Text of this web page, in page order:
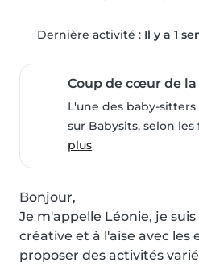
Dernière activité : Il y a 1
Coup de cœur de
L'une des baby-
sur Babysits, selon les
plus
Bonjour,
Je m'appelle Léonie, je
créative et à l'aise avec les
proposer des activités